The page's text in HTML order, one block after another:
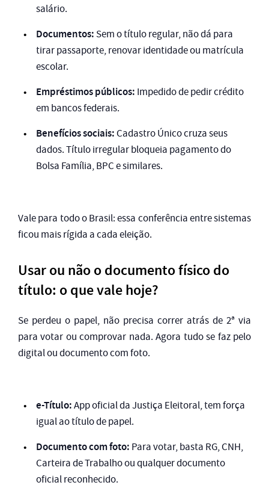
salário.
Documentos: Sem o título regular, não dá para
tirar passaporte, renovar identidade ou matrícula
escolar.
Empréstimos públicos: Impedido de pedir crédito
em bancos federais.
Benefícios sociais:Cadastro Único cruza seus
dados. Título irregular bloqueia pagamento do
Bolsa Família, BPC e similares.
Vale para todo o Brasil: essa conferência entre sistemas
ficou mais rígida a cada eleição.
Usar ou não o documento físico do
título: o que vale hoje?
Se perdeu o papel, não precisa correr atrás de 2ª via
para votar ou comprovar nada. Agora tudo se faz pelo
digital ou documento com foto.
e-Título:App oficial da Justiça Eleitoral, tem força
igual ao título de papel.
Documento com foto: Para votar, basta RG, CNH,
Carteira de Trabalho ou qualquer documento
oficial reconhecido.